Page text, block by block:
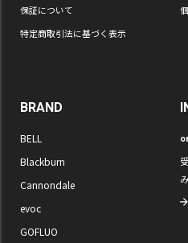
保証について
特定商取引法に基づく表示
BRAND
BELL
Blackburn
Cannondale
evoc
GOFLUO
み